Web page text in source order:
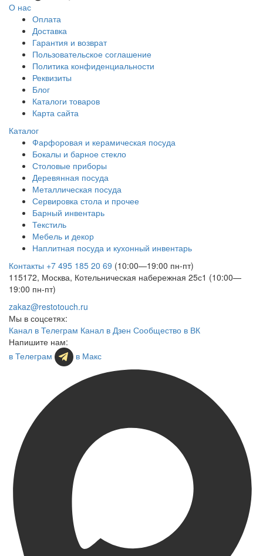
О нас
Оплата
Доставка
Гарантия и возврат
Пользовательское соглашение
Политика конфиденциальности
Реквизиты
Блог
Каталоги товаров
Карта сайта
Каталог
Фарфоровая и керамическая посуда
Бокалы и барное стекло
Столовые приборы
Деревянная посуда
Металлическая посуда
Сервировка стола и прочее
Барный инвентарь
Текстиль
Мебель и декор
Наплитная посуда и кухонный инвентарь
Контакты +7 495 185 20 69 (10:00—19:00 пн-пт)
115172, Москва, Котельническая набережная 25с1 (10:00—
19:00 пн-пт)
zakaz@restotouch.ru
Мы в соцсетях:
Канал в Телеграм Канал в Дзен Сообщество в ВК
Напишите нам:
в Телеграм
в Макс